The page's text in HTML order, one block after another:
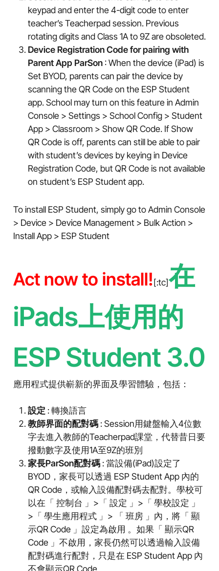
keypad and enter the 4-digit code to enter
teacher’s Teacherpad session. Previous
rotating digits and Class 1A to 9Z are obsoleted.
Device Registration Code for pairing with
Parent App ParSon: When the device (iPad) is
Set BYOD, parents can pair the device by
scanning the QR Code on the ESP Student
app. School may turn on this feature in Admin
Console > Settings > School Config > Student
App > Classroom > Show QR Code. If Show
QR Code is off, parents can still be able to pair
with student’s devices by keying in Device
Registration Code, but QR Code is not available
on student’s ESP Student app.
To install ESP Student, simply go to Admin Console
> Device > Device Management > Bulk Action >
Install App > ESP Student
Act now to install![:tc]在
iPads上使用的
ESP Student 3.0
應用程式提供嶄新的界面及學習體驗，包括：
設定 : 轉換語言
教師界面的配對碼: Session用鍵盤輸入4位數
字去進入教師的Teacherpad課堂，代替昔日要
撥動數字及使用1A至9Z的班別
家長ParSon配對碼: 當設備(iPad)設定了
BYOD，家長可以透過 ESP Student App 內的
QR Code，或輸入設備配對碼去配對。學校可
以在「 控制台 」>「 設定 」>「 學校設定 」
>「 學生應用程式 」> 「 班房 」內，將「 顯
示QR Code 」設定為啟用 。如果「 顯示QR
Code 」不啟用，家長仍然可以透過輸入設備
配對碼進行配對，只是在 ESP Student App 內
不會顯示QR Code